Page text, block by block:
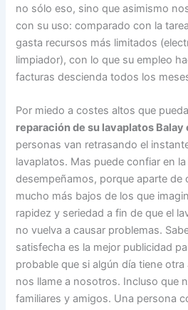
no sólo eso, sino que asimismo
con su uso: comparado con la
gasta recursos más limitados
limpiador), con lo que su empleo
facturas descienda todos los
Por miedo a costes altos que
reparación de su lavaplatos Balay
personas van retrasando el
lavaplatos. Mas puede confiar en
desempeñamos, porque aparte de
mucho más bajos de los que
rapidez y seriedad a fin de que el
no vuelva a causar problemas.
satisfecha es la mejor publicidad
probable que si algún día tiene
nos llame a nosotros. Incluso que
familiares y amigos. Una persona